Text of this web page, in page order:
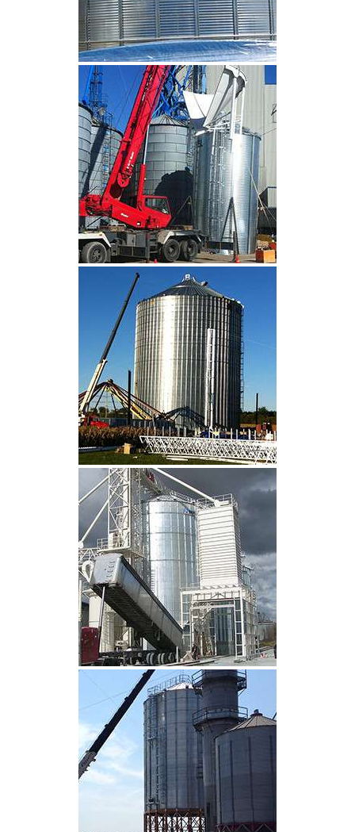
CLIQUEZ POUR AGRANDIR
CLIQUEZ POUR AGRANDIR
CLIQUEZ POUR AGRANDIR
CLIQUEZ POUR AGRANDIR